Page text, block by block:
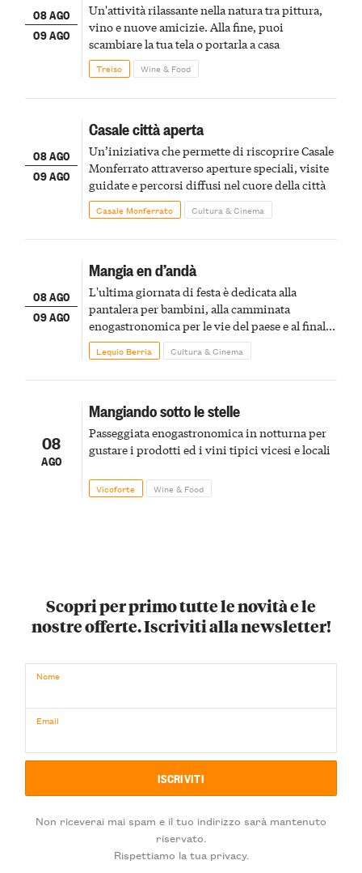
08 AGO
09 AGO
Un'attività rilassante nella natura tra pittura,
vino e nuove amicizie. Alla fine, puoi
scambiare la tua tela o portarla a casa
Treiso Wine & Food
08 AGO
09 AGO
Casale città aperta
Un’iniziativa che permette di riscoprire Casale
Monferrato attraverso aperture speciali, visite
guidate e percorsi diffusi nel cuore della città
Casale Monferrato Cultura & Cinema
08 AGO
09 AGO
Mangia en d’andà
L'ultima giornata di festa è dedicata alla
pantalera per bambini, alla camminata
enogastronomica per le vie del paese e al finale
pirotecnico
Lequio Berria Cultura & Cinema
08
AGO
Mangiando sotto le stelle
Passeggiata enogastronomica in notturna per
gustare i prodotti ed i vini tipici vicesi e locali
Vicoforte Wine & Food
Scopri per primo tutte le novità e le
nostre offerte. Iscriviti alla newsletter!
Nome
Email
Non riceverai mai spam e il tuo indirizzo sarà mantenuto
riservato.
Rispettiamo la tua privacy.